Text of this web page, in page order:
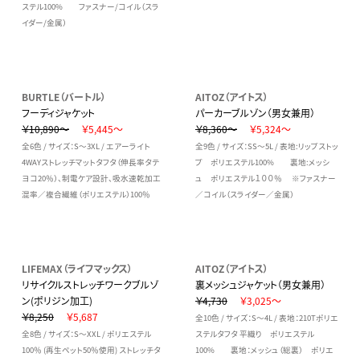
ステル100% ファスナー/コイル（スラ
イダー/金属）
BURTLE（バートル）
フーディジャケット
￥10,890～
￥5,445～
全6色 / サイズ：S～3XL / エアーライト
4WAYストレッチマットタフタ（伸長率タテ
ヨコ20％）、制電ケア設計、吸水速乾加工
混率／複合繊維（ポリエステル）100％
AITOZ（アイトス）
パーカーブルゾン（男女兼用）
￥8,360～
￥5,324～
全9色 / サイズ：SS～5L / 表地:リップストッ
プ ポリエステル100% 裏地:メッシ
ュ ポリエステル１００％ ※ファスナー
／コイル（スライダー／金属）
LIFEMAX（ライフマックス）
リサイクルストレッチワークブルゾ
ン(ポリジン加工)
￥8,250
￥5,687
全8色 / サイズ：S～XXL / ポリエステル
100％ (再生ペット50％使用) ストレッチタ
AITOZ（アイトス）
裏メッシュジャケット（男女兼用）
￥4,730
￥3,025～
全10色 / サイズ：S～4L / 表地：210Tポリエ
ステルタフタ 平織り ポリエステル
100% 裏地：メッシュ（総裏） ポリエ